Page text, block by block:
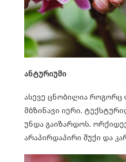
ანტურიუმი
ასევე ცნობილია როგორც
მბზინავი იერი.
უნდა გაიზარდოს.
არაპირდაპირი შუქი და